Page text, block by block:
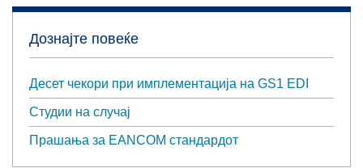
Дознајте повеќе
Десет чекори при имплементација на GS1 EDI
Студии на случај
Прашања за EANCOM стандардот